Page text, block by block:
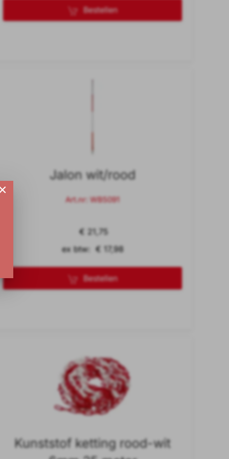
Bestellen
Jalon wit/rood
Art.nr: WB5091
€ 21,75
ex btw: € 17,98
Bestellen
Kunststof ketting rood-wit